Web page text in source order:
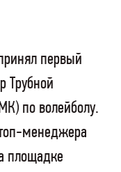
первый
Трубной
по волейболу.
менеджера
площадке